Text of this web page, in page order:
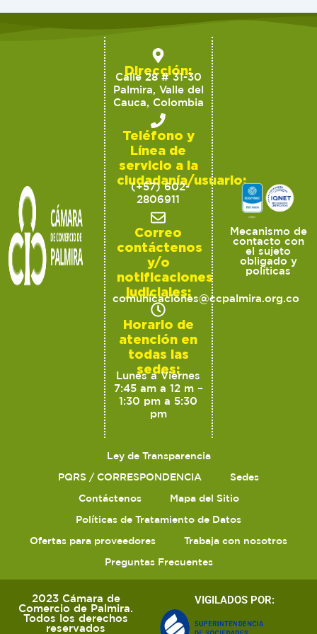
Dirección:
Calle 28 # 31-30
Palmira, Valle del
Cauca, Colombia
Teléfono y
Línea de
servicio a la
ciudadanía/usuario:
(+57) 602-
2806911
Correo
contáctenos
y/o
notificaciones
judiciales:
comunicaciones@ccpalmira.org.co
Horario de
atención en
todas las
sedes:
Lunes a Viernes
7:45 am a 12 m –
1:30 pm a 5:30
pm
Mecanismo de
contacto con
el sujeto
obligado y
políticas
Ley de Transparencia
PQRS / CORRESPONDENCIA
Sedes
Contáctenos
Mapa del Sitio
Políticas de Tratamiento de Datos
Ofertas para proveedores
Trabaja con nosotros
Preguntas Frecuentes
2023 Cámara de
Comercio de Palmira.
Todos los derechos
reservados
VIGILADOS POR: